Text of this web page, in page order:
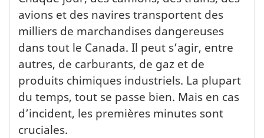
avions et des navires transportent des
milliers de marchandises dangereuses
dans tout le Canada. Il peut s’agir, entre
autres, de carburants, de gaz et de
produits chimiques industriels. La plupart
du temps, tout se passe bien. Mais en cas
d’incident, les premières minutes sont
cruciales.